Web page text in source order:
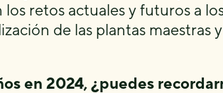
retos actuales y futuros a
de las plantas maestras
en 2024, ¿puedes